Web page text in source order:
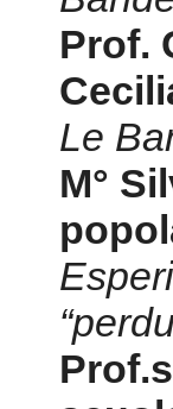
Prof.
Le
M°